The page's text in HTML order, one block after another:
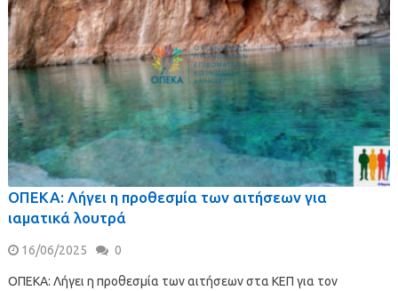
ΟΠΕΚΑ: Λήγει η προθεσμία των αιτήσεων για
ιαματικά λουτρά
16/06/2025 0
ΟΠΕΚΑ: Λήγει η προθεσμία των αιτήσεων στα ΚΕΠ για τον